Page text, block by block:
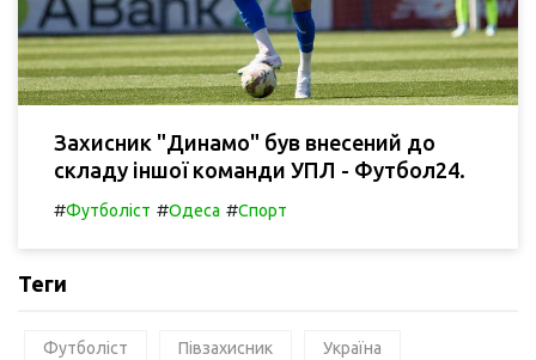
Захисник "Динамо" був внесений до
складу іншої команди УПЛ - Футбол24.
#Футболіст #Одеса #Спорт
Теги
Футболіст Півзахисник Україна